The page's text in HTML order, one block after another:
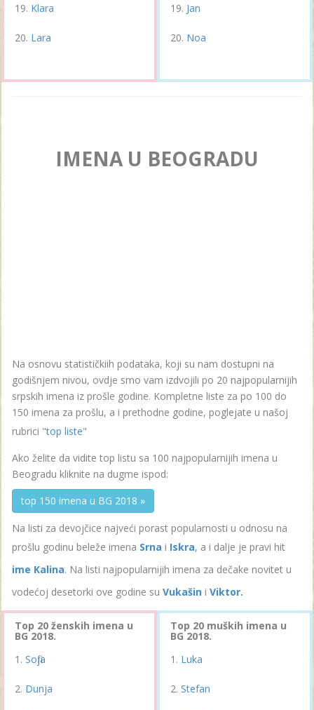
Klara
Lara
Jan
Noa
IMENA U BEOGRADU
Na osnovu statističkiih podataka, koji su nam dostupni na
godišnjem nivou, ovdje smo vam izdvojili po 20 najpopularnijih
srpskih imena iz prošle godine. Kompletne liste za po 100 do
150 imena za prošlu, a i prethodne godine, poglejate u našoj
rubrici "top liste"
Ako želite da vidite top listu sa 100 najpopularnijih imena u
Beogradu kliknite na dugme ispod:
top 150 imena u BG 2018 »
Na listi za devojčice najveći porast popularnosti u odnosu na
prošlu godinu beleže imena Srna i Iskra, a i dalje je pravi hit
ime Kalina. Na listi najpopularnijih imena za dečake novitet u
vodećoj desetorki ove godine su Vukašin i Viktor.
Top 20 ženskih imena u
BG 2018.
Sofija
Dunja
Top 20 muških imena u
BG 2018.
Luka
Stefan